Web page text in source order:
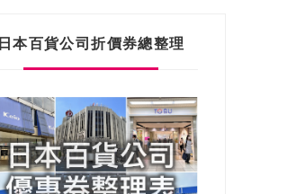
日本百貨公司折價券總整理